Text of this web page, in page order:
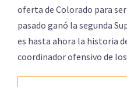
oferta de Colorado para
pasado ganó la segunda
es hasta ahora la historia
coordinador ofensivo de